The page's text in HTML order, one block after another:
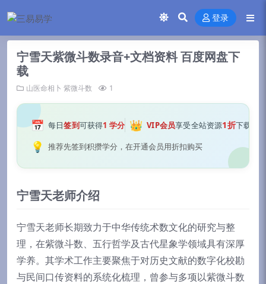
登录
宁雪天紫微斗数录音+文档资料 百度网盘下
载
山医命相卜 紫微斗数 1
📅 每日签到可获得1 学分 👑 VIP会员享受全站资源1折下载
💡 推荐先签到积攒学分，在开通会员用折扣购买
宁雪天老师介绍
宁雪天老师长期致力于中华传统术数文化的研究与整
理，在紫微斗数、五行哲学及古代星象学领域具有深厚
学养。其学术工作主要聚焦于对历史文献的数字化校勘
与民间口传资料的系统化梳理，曾参与多项以紫微斗数